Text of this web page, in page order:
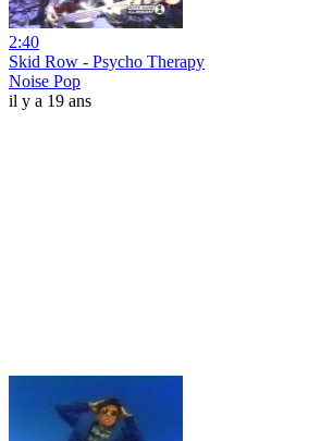
2:40
Skid Row - Psycho Therapy
Noise Pop
il y a 19 ans